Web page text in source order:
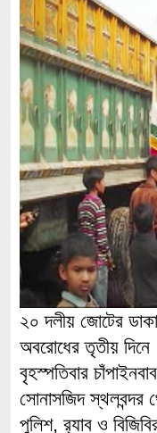
২০ দলীয় জোটের ডাকা
অবরোধের তৃতীয় দিনে
বৃহস্পতিবার
সোনাসজিদ স্থলবন্দর
পুলিশ, র‌্যাব ও